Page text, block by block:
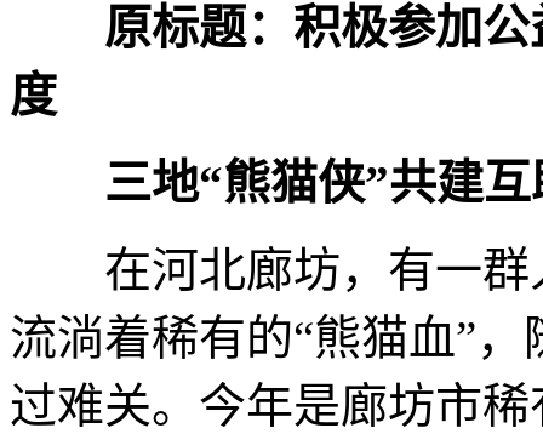
原标题：积极参加
度
三地“熊猫侠”共建
在河北廊坊，有一群
流淌着稀有的“熊猫血”
过难关。今年是廊坊市